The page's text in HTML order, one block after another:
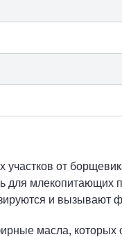
участков от
для млекопитающих
и вызывают
масла, которых